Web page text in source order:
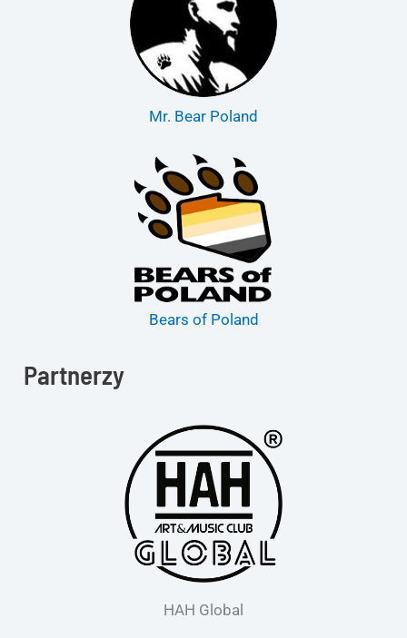
Mr. Bear Poland
Bears of Poland
Partnerzy
HAH Global